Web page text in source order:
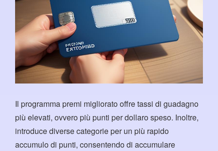
Il programma premi migliorato offre tassi di guadagno
più elevati, ovvero più punti per dollaro speso. Inoltre,
introduce diverse categorie per un più rapido
accumulo di punti, consentendo di accumulare